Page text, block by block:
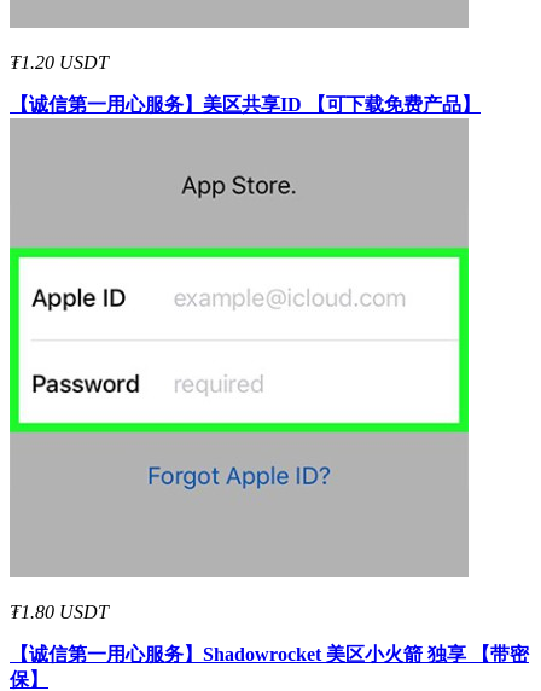
₮1.20 USDT
【诚信第一用心服务】 美区共享ID 【可下载免费产品】
₮1.80 USDT
【诚信第一用心服务】 Shadowrocket 美区小火箭 独享 【带密
保】